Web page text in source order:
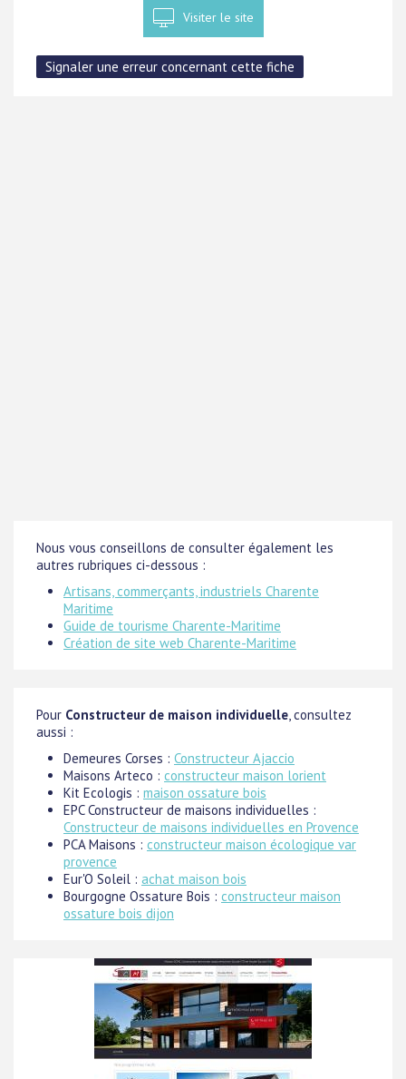
Visiter le site
Nous vous conseillons de consulter également les
autres rubriques ci-dessous :
Artisans, commerçants, industriels Charente
Maritime
Guide de tourisme Charente-Maritime
Création de site web Charente-Maritime
Pour Constructeur de maison individuelle, consultez
aussi :
Demeures Corses : Constructeur Ajaccio
Maisons Arteco : constructeur maison lorient
Kit Ecologis : maison ossature bois
EPC Constructeur de maisons individuelles :
Constructeur de maisons individuelles en Provence
PCA Maisons : constructeur maison écologique var
provence
Eur'O Soleil : achat maison bois
Bourgogne Ossature Bois : constructeur maison
ossature bois dijon